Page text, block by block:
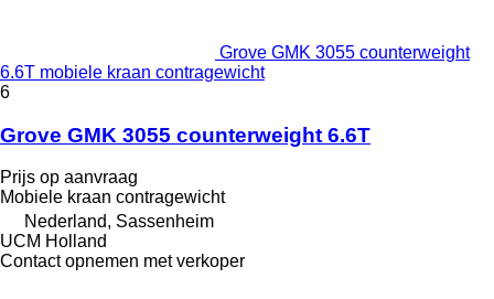
Grove GMK 3055 counterweight
6.6T mobiele kraan contragewicht
6
Grove GMK 3055 counterweight 6.6T
Prijs op aanvraag
Mobiele kraan contragewicht
Nederland, Sassenheim
UCM Holland
Contact opnemen met verkoper